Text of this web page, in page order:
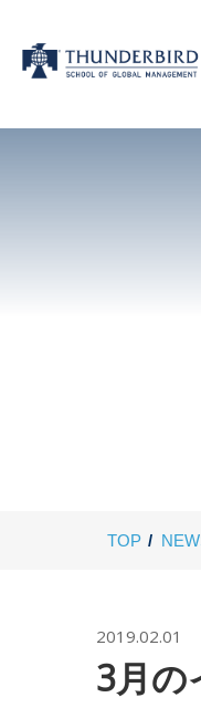
TOP
2019.02.01
3月